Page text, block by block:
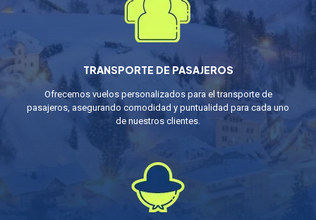
TRANSPORTE DE PASAJEROS
Ofrecemos vuelos personalizados para el transporte de
pasajeros, asegurando comodidad y puntualidad para cada uno
de nuestros clientes.